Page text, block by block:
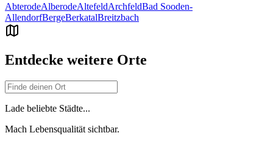
AbterodeAlberodeAltefeldArchfeldBad Sooden-
AllendorfBergeBerkatalBreitzbach
Entdecke weitere Orte
Lade beliebte Städte...
Mach Lebensqualität sichtbar.